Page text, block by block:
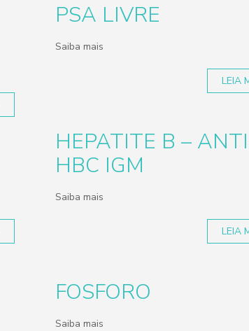
PSA LIVRE
Saiba mais
LEIA
HEPATITE B –
HBC IGM
Saiba mais
LEIA
FOSFORO
Saiba mais